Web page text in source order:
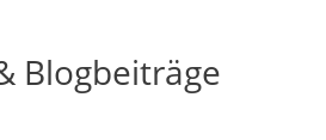
Blogbeiträge